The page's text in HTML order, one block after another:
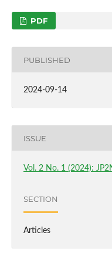
PDF
PUBLISHED
2024-09-14
ISSUE
Vol. 2 No. 1 (2024):
SECTION
Articles